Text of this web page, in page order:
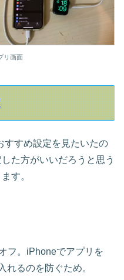
リ画面
すすめ設定を見たいたの
た方がいいだろうと思う
す。
フ。iPhoneでアプリを
れるのを防ぐため。